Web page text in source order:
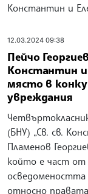
Константин и
12.03.2024 09:38
Пейчо
Константин и
място в
увреждания
(БНУ) „Св. св.
Пламенов
който е част от
относно